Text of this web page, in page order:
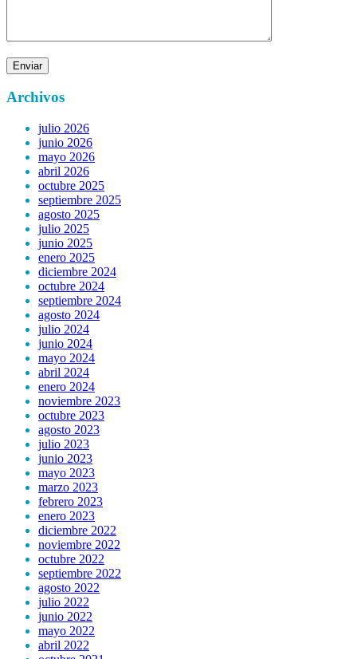
Archivos
julio 2026
junio 2026
mayo 2026
abril 2026
octubre 2025
septiembre 2025
agosto 2025
julio 2025
junio 2025
enero 2025
diciembre 2024
octubre 2024
septiembre 2024
agosto 2024
julio 2024
junio 2024
mayo 2024
abril 2024
enero 2024
noviembre 2023
octubre 2023
agosto 2023
julio 2023
junio 2023
mayo 2023
marzo 2023
febrero 2023
enero 2023
diciembre 2022
noviembre 2022
octubre 2022
septiembre 2022
agosto 2022
julio 2022
junio 2022
mayo 2022
abril 2022